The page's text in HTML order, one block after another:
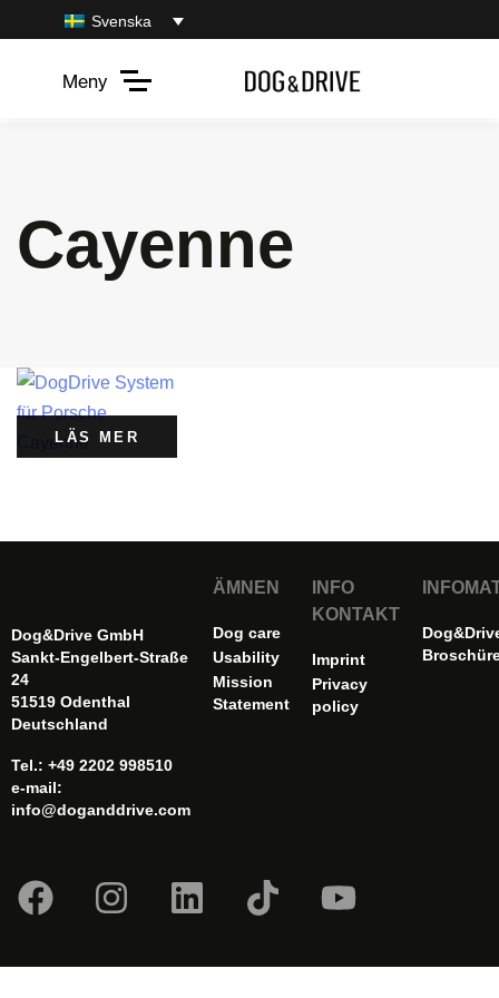
Svenska
Meny
Cayenne
LÄS MER
Dog&Drive GmbH
Sankt-Engelbert-Straße
24
51519 Odenthal
Deutschland
Tel.: +49 2202 998510
e-mail:
info@doganddrive.com
ÄMNEN
Dog care
Usability
Mission
Statement
INFO
KONTAKT
Imprint
Privacy
policy